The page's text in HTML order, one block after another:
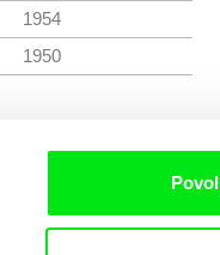
1954
1950